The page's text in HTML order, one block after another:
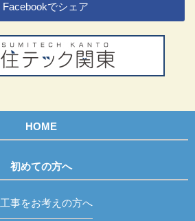
Facebookでシェア
HOME
初めての方へ
工事をお考えの方へ